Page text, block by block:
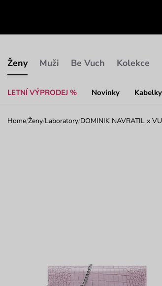
Ženy
LETNÍ VÝPRODEJ % Novinky Kabelky
Muži Be Vuch Kolekce
Home/Ženy/Laboratory/DOMINIK NAVRATIL x